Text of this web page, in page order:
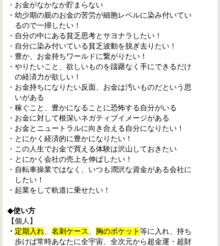
・お金がなかなか貯まらない
・幼少期の親のお金の苦労が細胞レベルに染み付いてい
るので一掃したい！
・自分の中にある貧乏思考とサヨナラしたい！
・自分に染み付いている貧乏波動を脱ぎ去りたい！
・豊か、お金持ちワールドに繋がりたい！
・やりたいこと、欲しいものを躊躇なく手にできるだけ
の経済力が欲しい！
・お金持ちになりたい反面、お金は汚いものだという思
いがある
・稼ぐこと、豊かになることに恐怖する自分がいる
・お金に対して根深いネガティブイメージがある
・お金とニュートラルに向き合える自分になりたい！
・とにかく経済的に豊かになりたい！
・この人生でお金で買える体験は沢山しておきたい
・とにかく会社の売上を伸ばしたい！
・自転車操業ではなく、いつも潤沢な資金がある会社に
したい！
・起業をして軌道に乗せたい！
◆使い方
【個人】
・ 定期入れ 名刺ケース 胸のポケット等に入れ、持ち
歩けば常時あなたに全宇宙、全次元から超金運・超財